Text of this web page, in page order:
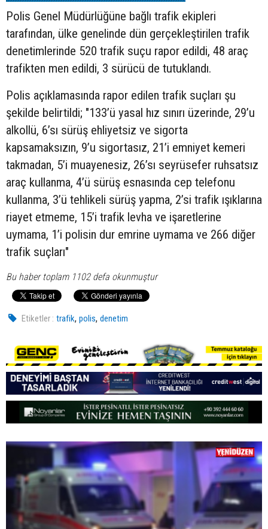
Polis Genel Müdürlüğüne bağlı trafik ekipleri
tarafından, ülke genelinde dün gerçekleştirilen trafik
denetimlerinde 520 trafik suçu rapor edildi, 48 araç
trafikten men edildi, 3 sürücü de tutuklandı.
Polis açıklamasında rapor edilen trafik suçları şu
şekilde belirtildi; "133’ü yasal hız sınırı üzerinde, 29’u
alkollü, 6’sı sürüş ehliyetsiz ve sigorta
kapsamaksızın, 9’u sigortasız, 21’i emniyet kemeri
takmadan, 5’i muayenesiz, 26’sı seyrüsefer ruhsatsız
araç kullanma, 4’ü sürüş esnasında cep telefonu
kullanma, 3’ü tehlikeli sürüş yapma, 2’si trafik ışıklarına
riayet etmeme, 15’i trafik levha ve işaretlerine
uymama, 1’i polisin dur emrine uymama ve 266 diğer
trafik suçları"
Bu haber toplam 1102 defa okunmuştur
Etiketler : trafik,polis,denetim